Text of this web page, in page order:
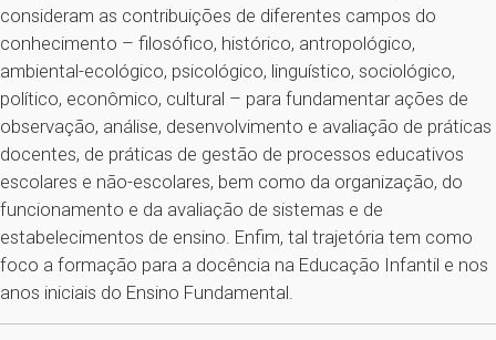
consideram as contribuições de diferentes campos do
conhecimento – filosófico, histórico, antropológico,
ambiental-ecológico, psicológico, linguístico, sociológico,
político, econômico, cultural – para fundamentar ações de
observação, análise, desenvolvimento e avaliação de práticas
docentes, de práticas de gestão de processos educativos
escolares e não-escolares, bem como da organização, do
funcionamento e da avaliação de sistemas e de
estabelecimentos de ensino. Enfim, tal trajetória tem como
foco a formação para a docência na Educação Infantil e nos
anos iniciais do Ensino Fundamental.